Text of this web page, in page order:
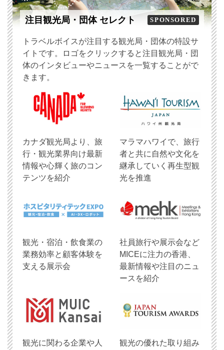
注目観光局・団体 セレクト SPONSORED
トラベルボイスが注目する観光局・団体の特設サ
イトです。ロゴをクリックすると注目観光局・団
体のインタビューやニュースを一覧することがで
きます。
​カナダ観光局より、旅
行・観光業界向け最新
情報や心輝く旅のコン
テンツを紹介
マラマハワイで、旅行
者と共に自然や文化を
継承していく再生型観
光を推進
観光・宿泊・飲食業の
業務効率と顧客体験を
支える展示会
社員旅行や展示会など
MICEに注力の香港、
最新情報や注目のニュ
ースを紹介
観光に関わる企業や人
観光の優れた取り組み